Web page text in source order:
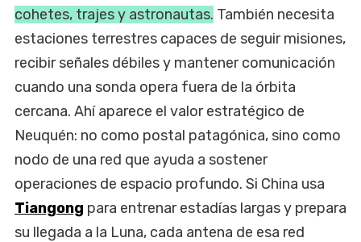
cohetes, trajes y astronautas. También necesita
estaciones terrestres capaces de seguir misiones,
recibir señales débiles y mantener comunicación
cuando una sonda opera fuera de la órbita
cercana. Ahí aparece el valor estratégico de
Neuquén: no como postal patagónica, sino como
nodo de una red que ayuda a sostener
operaciones de espacio profundo. Si China usa
Tiangong para entrenar estadías largas y prepara
su llegada a la Luna, cada antena de esa red